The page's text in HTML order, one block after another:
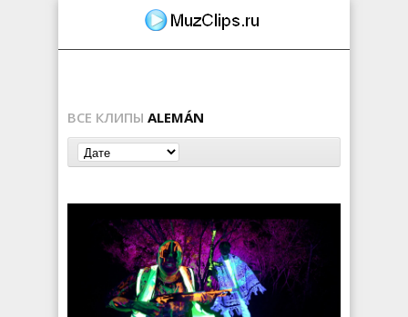
ВСЕ КЛИПЫ ALEMÁN